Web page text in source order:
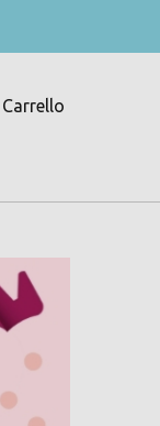
Carrello